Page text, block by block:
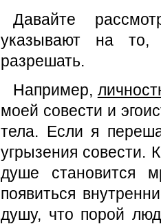
Давайте
указывают на то,
разрешать.
Например,
моей совести и
тела. Если я
угрызения совести.
душе становится
появиться
душу, что порой